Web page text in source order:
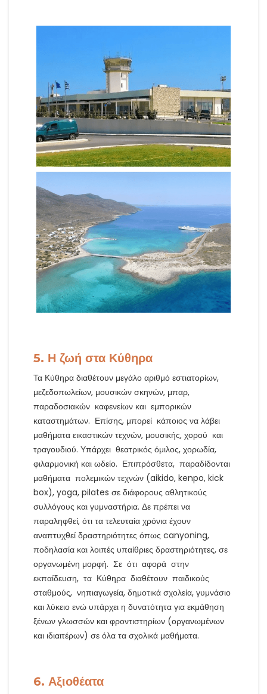
5. Η ζωή στα Κύθηρα
Τα Κύθηρα διαθέτουν μεγάλο αριθμό εστιατορίων,
μεζεδοπωλείων, μουσικών σκηνών, μπαρ,
παραδοσιακών καφενείων και εμπορικών
καταστημάτων. Επίσης, μπορεί κάποιος να λάβει
μαθήματα εικαστικών τεχνών, μουσικής, χορού και
τραγουδιού. Υπάρχει θεατρικός όμιλος, χορωδία,
φιλαρμονική και ωδείο. Επιπρόσθετα, παραδίδονται
μαθήματα πολεμικών τεχνών (aikido, kenpo, kick
box), yoga, pilates σε διάφορους αθλητικούς
συλλόγους και γυμναστήρια. Δε πρέπει να
παραληφθεί, ότι τα τελευταία χρόνια έχουν
αναπτυχθεί δραστηριότητες όπως canyoning,
ποδηλασία και λοιπές υπαίθριες δραστηριότητες, σε
οργανωμένη μορφή. Σε ότι αφορά στην
εκπαίδευση, τα Κύθηρα διαθέτουν παιδικούς
σταθμούς, νηπιαγωγεία, δημοτικά σχολεία, γυμνάσιο
και λύκειο ενώ υπάρχει η δυνατότητα για εκμάθηση
ξένων γλωσσών και φροντιστηρίων (οργανωμένων
και ιδιαιτέρων) σε όλα τα σχολικά μαθήματα.
6. Αξιοθέατα